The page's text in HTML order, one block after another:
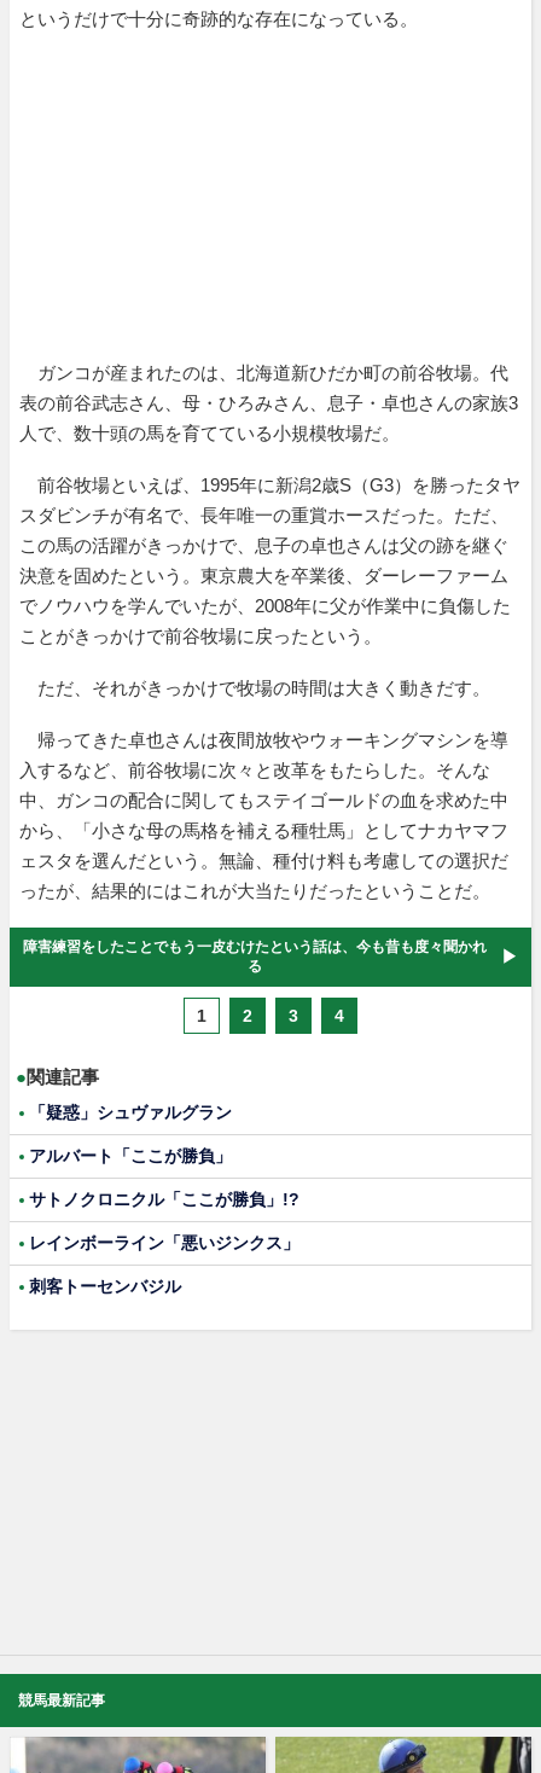
というだけで十分に奇跡的な存在になっている。
ガンコが産まれたのは、北海道新ひだか町の前谷牧場。代
表の前谷武志さん、母・ひろみさん、息子・卓也さんの家族3
人で、数十頭の馬を育てている小規模牧場だ。
前谷牧場といえば、1995年に新潟2歳S（G3）を勝ったタヤ
スダビンチが有名で、長年唯一の重賞ホースだった。ただ、
この馬の活躍がきっかけで、息子の卓也さんは父の跡を継ぐ
決意を固めたという。東京農大を卒業後、ダーレーファーム
でノウハウを学んでいたが、2008年に父が作業中に負傷した
ことがきっかけで前谷牧場に戻ったという。
ただ、それがきっかけで牧場の時間は大きく動きだす。
帰ってきた卓也さんは夜間放牧やウォーキングマシンを導
入するなど、前谷牧場に次々と改革をもたらした。そんな
中、ガンコの配合に関してもステイゴールドの血を求めた中
から、「小さな母の馬格を補える種牡馬」としてナカヤマフ
ェスタを選んだという。無論、種付け料も考慮しての選択だ
ったが、結果的にはこれが大当たりだったということだ。
障害練習をしたことでもう一皮むけたという話は、今も昔も度々聞かれ
る
1 2 3 4
●関連記事
「疑惑」シュヴァルグラン
アルバート「ここが勝負」
サトノクロニクル「ここが勝負」!?
レインボーライン「悪いジンクス」
刺客トーセンバジル
競馬最新記事